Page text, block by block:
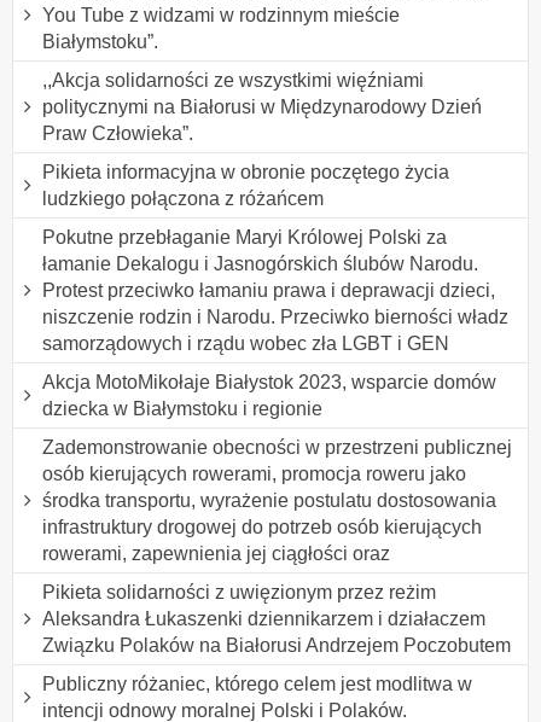
You Tube z widzami w rodzinnym mieście
Białymstoku”.
,,Akcja solidarności ze wszystkimi więźniami
politycznymi na Białorusi w Międzynarodowy Dzień
Praw Człowieka”.
Pikieta informacyjna w obronie poczętego życia
ludzkiego połączona z różańcem
Pokutne przebłaganie Maryi Królowej Polski za
łamanie Dekalogu i Jasnogórskich ślubów Narodu.
Protest przeciwko łamaniu prawa i deprawacji dzieci,
niszczenie rodzin i Narodu. Przeciwko bierności władz
samorządowych i rządu wobec zła LGBT i GEN
Akcja MotoMikołaje Białystok 2023, wsparcie domów
dziecka w Białymstoku i regionie
Zademonstrowanie obecności w przestrzeni publicznej
osób kierujących rowerami, promocja roweru jako
środka transportu, wyrażenie postulatu dostosowania
infrastruktury drogowej do potrzeb osób kierujących
rowerami, zapewnienia jej ciągłości oraz
Pikieta solidarności z uwięzionym przez reżim
Aleksandra Łukaszenki dziennikarzem i działaczem
Związku Polaków na Białorusi Andrzejem Poczobutem
Publiczny różaniec, którego celem jest modlitwa w
intencji odnowy moralnej Polski i Polaków.